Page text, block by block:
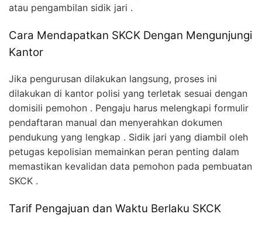
atau pengambilan sidik jari .
Cara Mendapatkan SKCK Dengan Mengunjungi
Kantor
Jika pengurusan dilakukan langsung, proses ini
dilakukan di kantor polisi yang terletak sesuai dengan
domisili pemohon . Pengaju harus melengkapi formulir
pendaftaran manual dan menyerahkan dokumen
pendukung yang lengkap . Sidik jari yang diambil oleh
petugas kepolisian memainkan peran penting dalam
memastikan kevalidan data pemohon pada pembuatan
SKCK .
Tarif Pengajuan dan Waktu Berlaku SKCK